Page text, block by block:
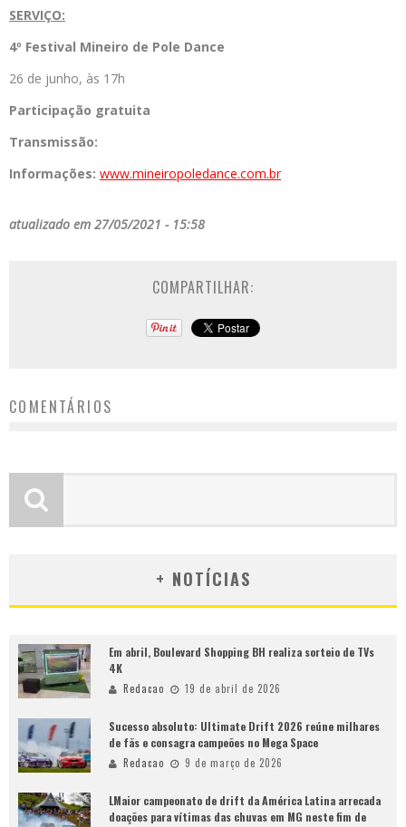
SERVIÇO:
4º Festival Mineiro de Pole Dance
26 de junho, às 17h
Participação gratuita
Transmissão:
Informações: www.mineiropoledance.com.br
atualizado em 27/05/2021 - 15:58
COMPARTILHAR:
COMENTÁRIOS
+ NOTÍCIAS
Em abril, Boulevard Shopping BH realiza sorteio de TVs
4K
Redacao 19 de abril de 2026
Sucesso absoluto: Ultimate Drift 2026 reúne milhares
de fãs e consagra campeões no Mega Space
Redacao 9 de março de 2026
LMaior campeonato de drift da América Latina arrecada
doações para vítimas das chuvas em MG neste fim de